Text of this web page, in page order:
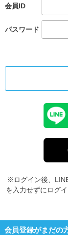
会員ID
パスワード
※ログイン後、
を入力せずにログ
会員登録がまだの